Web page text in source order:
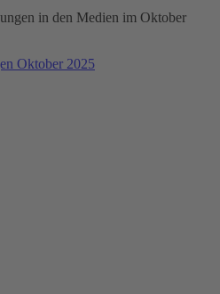
in den Medien im Oktober
Oktober 2025